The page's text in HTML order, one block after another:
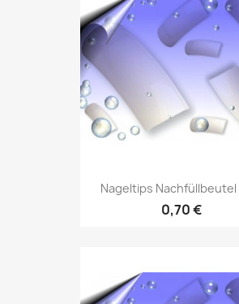
Nageltips Nachfüllbeutel
0,70 €